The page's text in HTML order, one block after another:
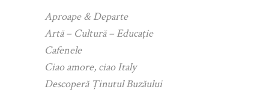
Aproape & Departe
Artă – Cultură – Educație
Cafenele
Ciao amore, ciao Italy
Descoperă Ținutul Buzăului